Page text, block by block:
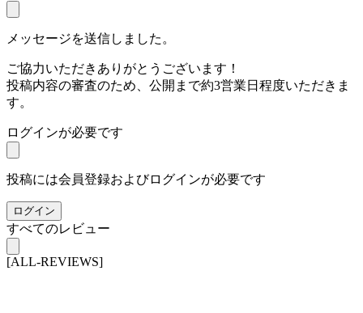
メッセージを送信しました。
ご協力いただきありがとうございます！
投稿内容の審査のため、公開まで約3営業日程度いただきま
す。
ログインが必要です
投稿には会員登録およびログインが必要です
ログイン
すべてのレビュー
[ALL-REVIEWS]